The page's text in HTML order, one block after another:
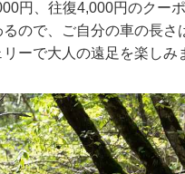
円、往復4,000円のクー
ので、ご自分の車の長さ
ーで大人の遠足を楽しみ